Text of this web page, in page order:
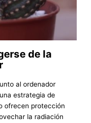
de la
al ordenador
estrategia de
ofrecen protección
la radiación